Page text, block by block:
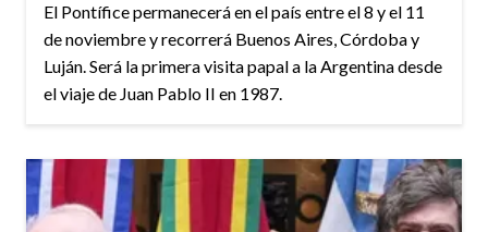
El Pontífice permanecerá en el país entre el 8 y el 11
de noviembre y recorrerá Buenos Aires, Córdoba y
Luján. Será la primera visita papal a la Argentina desde
el viaje de Juan Pablo II en 1987.